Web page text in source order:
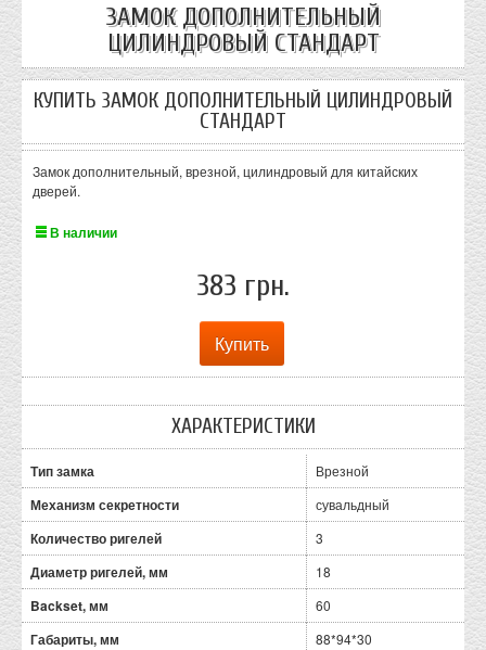
ЗАМОК ДОПОЛНИТЕЛЬНЫЙ
ЦИЛИНДРОВЫЙ СТАНДАРТ
КУПИТЬ ЗАМОК ДОПОЛНИТЕЛЬНЫЙ ЦИЛИНДРОВЫЙ
СТАНДАРТ
Замок дополнительный, врезной, цилиндровый для китайских
дверей.
В наличии
383 грн.
ХАРАКТЕРИСТИКИ
Тип замка Врезной
Механизм секретности сувальдный
Количество ригелей 3
Диаметр ригелей, мм 18
Backset, мм 60
Габариты, мм 88*94*30